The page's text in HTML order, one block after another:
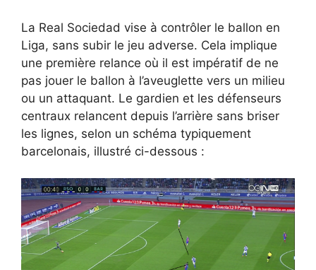
La Real Sociedad vise à contrôler le ballon en
Liga, sans subir le jeu adverse. Cela implique
une première relance où il est impératif de ne
pas jouer le ballon à l’aveuglette vers un milieu
ou un attaquant. Le gardien et les défenseurs
centraux relancent depuis l’arrière sans briser
les lignes, selon un schéma typiquement
barcelonais, illustré ci-dessous :